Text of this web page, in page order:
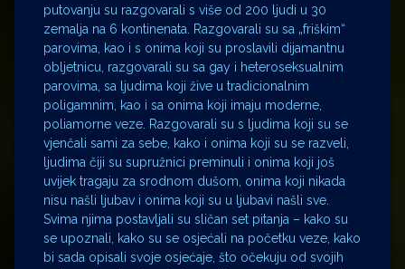
putovanju su razgovarali s više od 200 ljudi u 30
zemalja na 6 kontinenata. Razgovarali su sa „friškim“
parovima, kao i s onima koji su proslavili dijamantnu
obljetnicu, razgovarali su sa gay i heteroseksualnim
parovima, sa ljudima koji žive u tradicionalnim
poligamnim, kao i sa onima koji imaju moderne,
poliamorne veze. Razgovarali su s ljudima koji su se
vjenčali sami za sebe, kako i onima koji su se razveli,
ljudima čiji su supružnici preminuli i onima koji još
uvijek tragaju za srodnom dušom, onima koji nikada
nisu našli ljubav i onima koji su u ljubavi našli sve.
Svima njima postavljali su sličan set pitanja – kako su
se upoznali, kako su se osjećali na početku veze, kako
bi sada opisali svoje osjećaje, što očekuju od svojih